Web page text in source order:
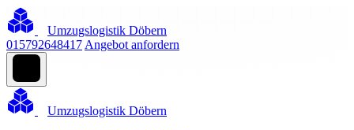
Umzugslogistik Döbern
015792648417 Angebot anfordern
Umzugslogistik Döbern